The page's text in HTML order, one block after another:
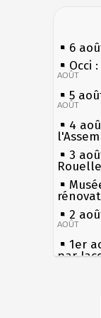
6
Occi
AOÛT
5
AOÛT
4
3
Rouelle
2
AOÛT
1er
par
les